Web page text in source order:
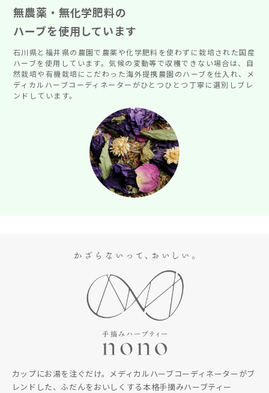
無農薬・無化学肥料の
ハーブを使用しています
石川県と福井県の農園で農薬や化学肥料を使わずに栽培された国産
ハーブを使用しています。気候の変動等で収穫できない場合は、自
然栽培や有機栽培にこだわった海外提携農園のハーブを仕入れ、メ
ディカルハーブコーディネーターがひとつひとつ丁寧に選別しブレ
ンドしています。
カップにお湯を注ぐだけ。メディカルハーブコーディネーターがブ
レンドした、ふだんをおいしくする本格手摘みハーブティー